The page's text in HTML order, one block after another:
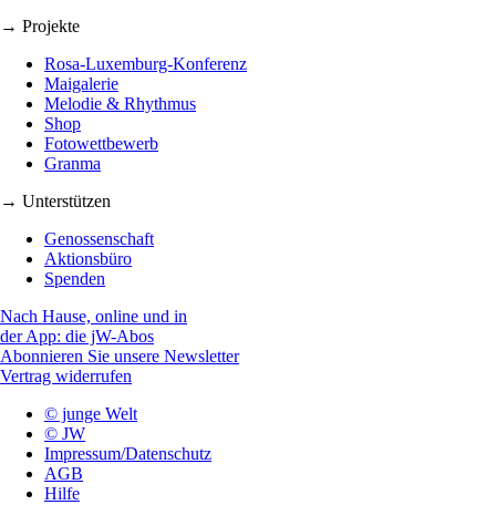
→ Projekte
Rosa-Luxemburg-Konferenz
Maigalerie
Melodie & Rhythmus
Shop
Fotowettbewerb
Granma
→ Unterstützen
Genossenschaft
Aktionsbüro
Spenden
Nach Hause, online und in
der App: die jW-Abos
Abonnieren Sie unsere Newsletter
Vertrag widerrufen
© junge Welt
© JW
Impressum/Datenschutz
AGB
Hilfe